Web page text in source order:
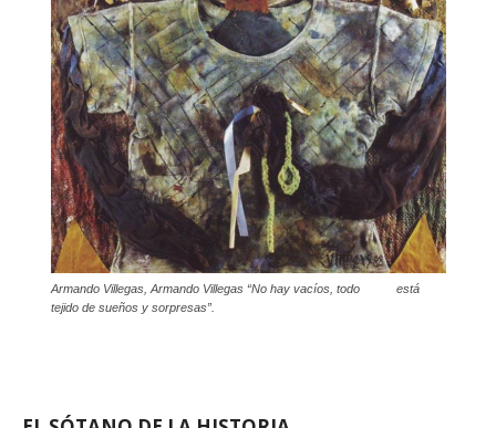
Armando Villegas, Armando Villegas “No hay vacíos, todo está
tejido de sueños y sorpresas”.